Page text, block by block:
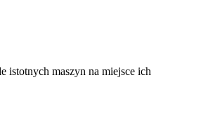
istotnych maszyn na miejsce ich